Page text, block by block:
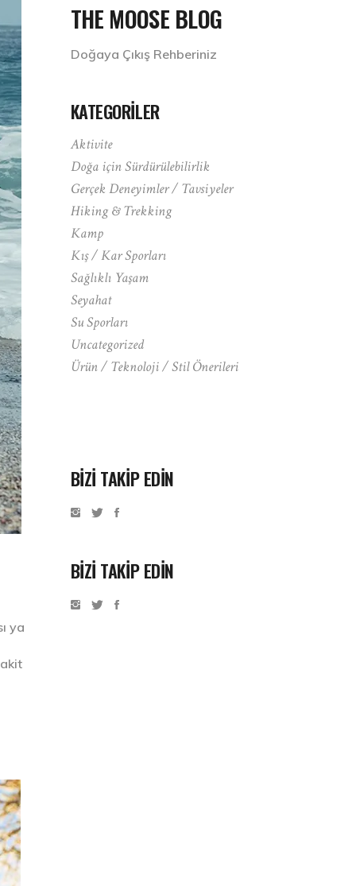
ya
THE MOOSE BLOG
Doğaya Çıkış Rehberiniz
KATEGORILER
Aktivite
Doğa için Sürdürülebilirlik
Gerçek Deneyimler / Tavsiyeler
Hiking & Trekking
Kamp
Kış / Kar Sporları
Sağlıklı Yaşam
Seyahat
Su Sporları
Uncategorized
Ürün / Teknoloji / Stil Önerileri
BIZI TAKIP EDIN
BİZİ TAKİP EDİN